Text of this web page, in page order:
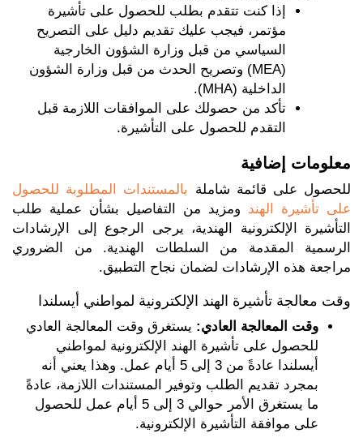
إذا كنت تتقدم بطلب للحصول على تأشيرة
مؤتمر، فيجب عليك تقديم دليل على التصريح
السياسي من قبل وزارة الشؤون الخارجية
(MEA) وتصريح الحدث من قبل وزارة الشؤون
الداخلية (MHA).
تأكد من حصولك على الموافقات اللازمة قبل
التقدم للحصول على التأشيرة.
معلومات إضافية
للحصول على قائمة شاملة بالمستندات المطلوبة للحصول
على تأشيرة الهند ومزيد من التفاصيل بشأن عملية طلب
التأشيرة الإلكترونية الهندية، يرجى الرجوع إلى الإرشادات
الرسمية المقدمة من السلطات الهندية. من الضروري
مراجعة هذه الإرشادات لضمان نجاح التطبيق.
وقت معالجة تأشيرة الهند الإلكترونية لمواطني أيسلندا
وقت المعالجة العادي: يستغرق وقت المعالجة العادي
للحصول على تأشيرة الهند الإلكترونية لمواطني
أيسلندا عادةً من 3 إلى 5 أيام عمل. وهذا يعني أنه
بمجرد تقديم الطلب وتوفير المستندات اللازمة، عادةً
ما يستغرق الأمر حوالي 3 إلى 5 أيام عمل للحصول
على موافقة التأشيرة الإلكترونية.